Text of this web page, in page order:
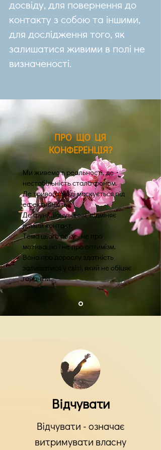
досвіду, для повернення до
контакту з собою та іншими,
для дослідження того, як
залишатися живими в полі не
визначеності.
ПРО ЩО ЦЯ
КОНФЕРЕНЦІЯ?
Ми живемо в реальності, де
нестабільність стала фоном.
Де тривога іноді маскується під
ефективність.
Де функціонування підміняє
живий контакт.
Тема цього року - не про
мотивацію і не про оптимізм.
Вона про дорослу здатність
залишатися у світі, який не обіцяє
гарантій.
Відчувати
Відчувати - означає
витримувати власну